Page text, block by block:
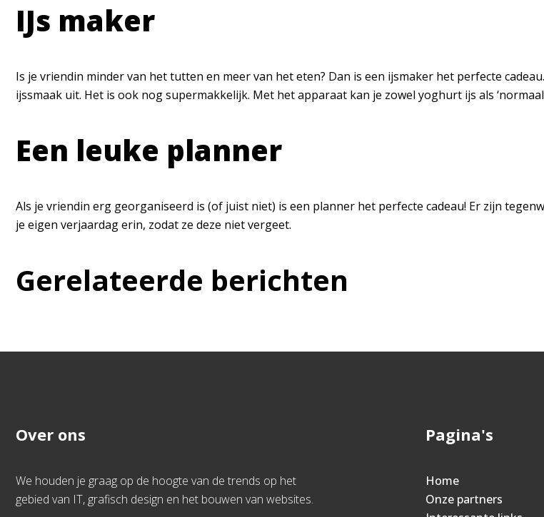
IJs maker
Is je vriendin minder van het tutten en meer van het eten? Dan is een ijsmaker het perfecte
ijssmaak uit. Het is ook nog supermakkelijk. Met het apparaat kan je zowel yoghurt ijs als
Een leuke planner
Als je vriendin erg georganiseerd is (of juist niet) is een planner het perfecte cadeau! Er zijn
je eigen verjaardag erin, zodat ze deze niet vergeet.
Gerelateerde berichten
Over ons
We houden je graag op de hoogte van de trends op het
gebied van IT, grafisch design en het bouwen van websites.
Pagina's
Home
Onze partners